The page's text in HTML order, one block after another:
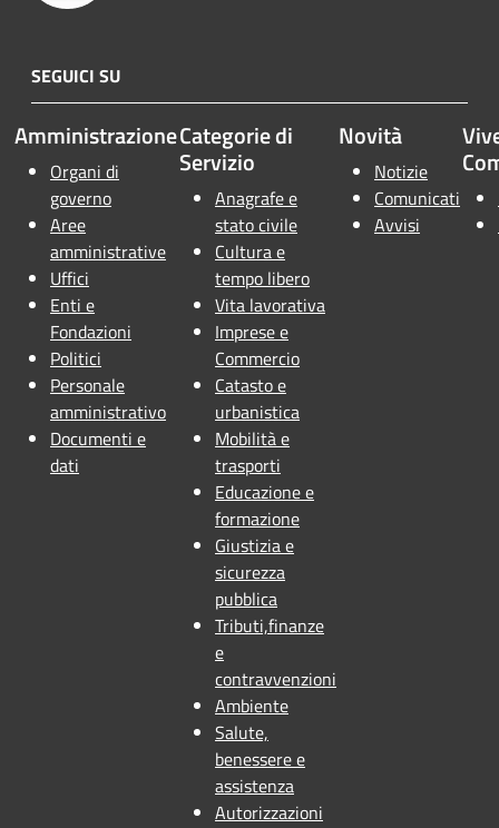
SEGUICI SU
Amministrazione
Organi di
governo
Aree
amministrative
Uffici
Enti e
Fondazioni
Politici
Personale
amministrativo
Documenti e
dati
Categorie di
Servizio
Anagrafe e
stato civile
Cultura e
tempo libero
Vita lavorativa
Imprese e
Commercio
Catasto e
urbanistica
Mobilità e
trasporti
Educazione e
formazione
Giustizia e
sicurezza
pubblica
Tributi,finanze
e
contravvenzioni
Ambiente
Salute,
benessere e
assistenza
Autorizzazioni
Novità
Notizie
Comunicati
Avvisi